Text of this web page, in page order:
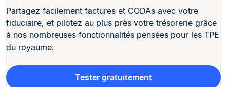
Partagez facilement factures et CODAs avec votre
fiduciaire, et pilotez au plus près votre trésorerie grâce
à nos nombreuses fonctionnalités pensées pour les TPE
du royaume.
Tester gratuitement